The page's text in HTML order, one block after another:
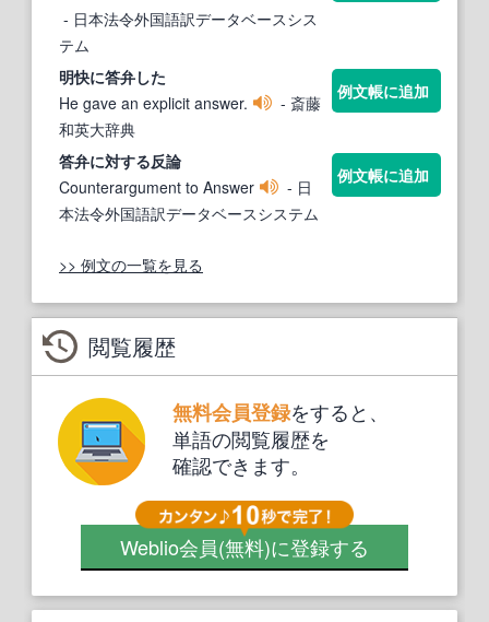
- 日本法令外国語訳データベースシス
テム
明快に答弁した
He gave an explicit answer.
- 斎藤
和英大辞典
例文帳に追加
答弁に対する反論
Counterargument to Answer
- 日
本法令外国語訳データベースシステム
例文帳に追加
>> 例文の一覧を見る
閲覧履歴
無料会員登録をすると、
単語の閲覧履歴を
確認できます。
Weblio会員(無料)に登録する